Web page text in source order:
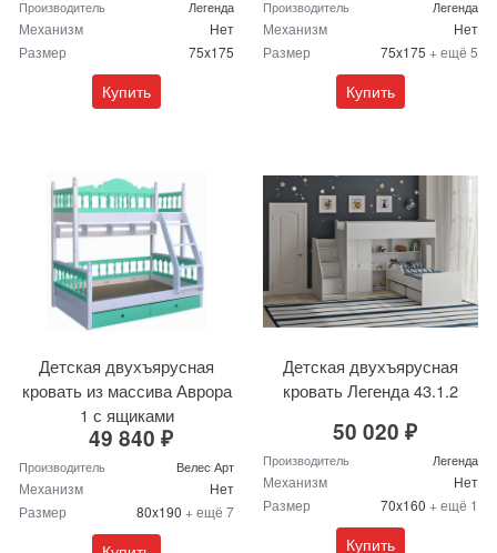
Производитель Легенда
Механизм
Нет
Размер
75x175
Купить
Производитель Легенда
Механизм
Нет
Размер
75x175 + ещё 5
Купить
Детская двухъярусная
кровать из массива Аврора
1 с ящиками
49 840 ₽
Производитель Велес Арт
Механизм
Нет
Размер
80x190 + ещё 7
Детская двухъярусная
кровать Легенда 43.1.2
50 020 ₽
Производитель Легенда
Механизм
Нет
Размер
70x160 + ещё 1
Купить